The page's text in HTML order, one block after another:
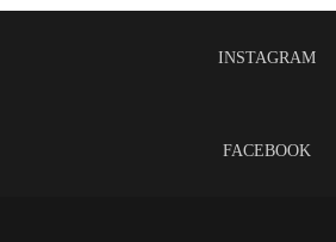
INSTAGRAM
FACEBOOK